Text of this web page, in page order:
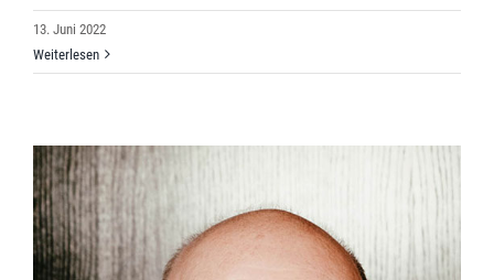
13. Juni 2022
Weiterlesen